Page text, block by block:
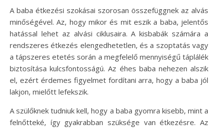
A baba étkezési szokásai szorosan összefüggnek az alvás
minőségével. Az, hogy mikor és mit eszik a baba, jelentős
hatással lehet az alvási ciklusaira. A kisbabák számára a
rendszeres étkezés elengedhetetlen, és a szoptatás vagy
a tápszeres etetés során a megfelelő mennyiségű táplálék
biztosítása kulcsfontosságú. Az éhes baba nehezen alszik
el, ezért érdemes figyelmet fordítani arra, hogy a baba jól
lakjon, mielőtt lefekszik.
A szülőknek tudniuk kell, hogy a baba gyomra kisebb, mint a
felnőtteké, így gyakrabban szüksége van étkezésre. Az